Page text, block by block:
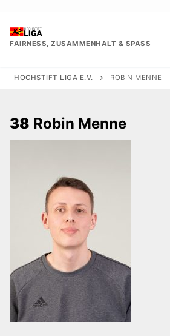
springen
FAIRNESS, ZUSAMMENHALT & SPASS
HOCHSTIFT LIGA E.V. ROBIN MENNE
38 Robin Menne